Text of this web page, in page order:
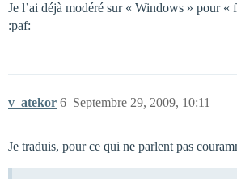
Je l’ai déjà modéré sur « Windows » pour «
:paf:
v_atekor Septembre 29, 2009, 10:11
6
Je traduis, pour ce qui ne parlent pas